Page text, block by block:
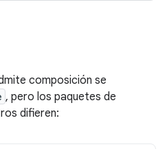
composición se
, pero los paquetes de
difieren: